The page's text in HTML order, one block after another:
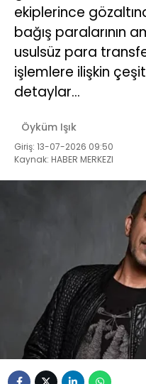
ekiplerince
bağış paralarının
usulsüz para
işlemlere ilişkin
detaylar…
Öyküm Işık
Giriş: 13-07-2026 09:50
Kaynak: HABER MERKEZI